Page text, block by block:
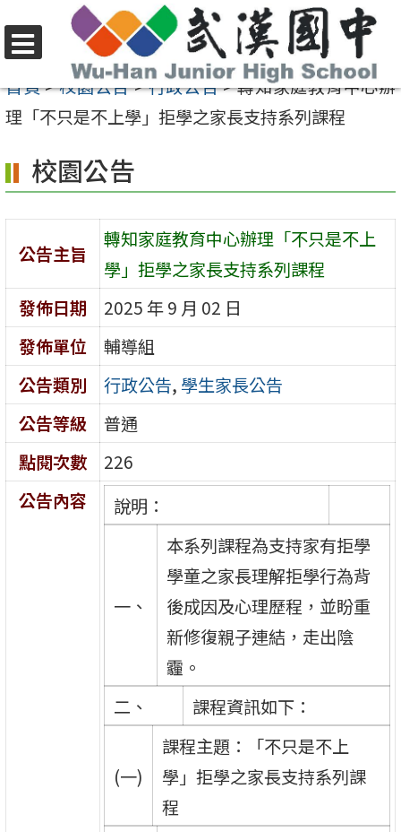
至
要
容
區
選
單
首頁>校園公告>行政公告>轉知家庭教育中心辦
理「不只是不上學」拒學之家長支持系列課程
校園公告
公告主旨
轉知家庭教育中心辦理「不只是不上
學」拒學之家長支持系列課程
發佈日期
2025 年 9 月 02 日
發佈單位
輔導組
公告類別
行政公告, 學生家長公告
公告等級
普通
點閱次數
226
公告內容
說明：
一、
本系列課程為支持家有拒學
學童之家長理解拒學行為背
後成因及心理歷程，並盼重
新修復親子連結，走出陰
霾。
二、
課程資訊如下：
(一)
課程主題：「不只是不上
學」拒學之家長支持系列課
程